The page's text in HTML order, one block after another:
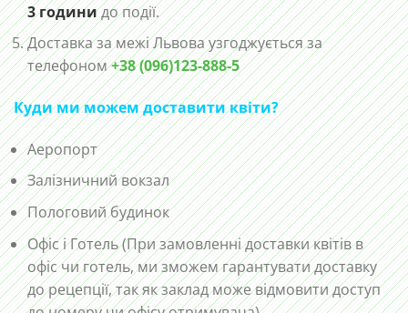
3 годинидо події.
Доставка за межі Львова узгоджується за
телефоном+38 (096)123-888-5
Куди ми можем доставити квіти?
Аеропорт
Залізничний вокзал
Пологовий будинок
Офіс і Готель (При замовленні доставки квітів в
офіс чи готель, ми зможем гарантувати доставку
до рецепції, так як заклад може відмовити доступ